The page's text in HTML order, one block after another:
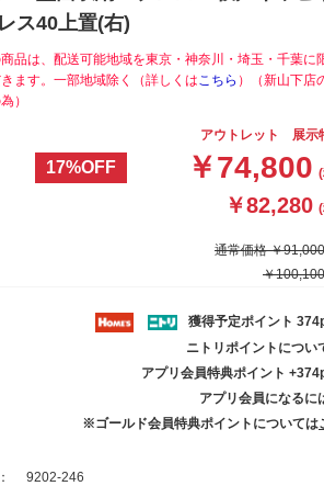
ス40上置(右)
品は、配送可能地域を東京・神奈川・埼玉・千葉に
ます。一部地域除く（詳しくはこちら ）（新山下店
）
アウトレット 展示
17%OFF ￥74,800
￥82,280
通常価格 ￥91,000
￥100,100
獲得予定ポイント
ニトリポイントについ
アプリ会員特典ポイント
アプリ会員になるに
※ゴールド会員特典ポイントについては
9202-246